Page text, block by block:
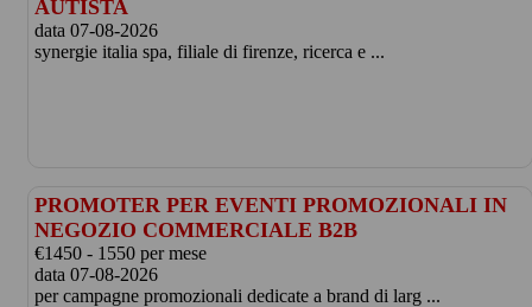
AUTISTA
data 07-08-2026
synergie italia spa, filiale di firenze, ricerca e ...
PROMOTER PER EVENTI PROMOZIONALI IN
NEGOZIO COMMERCIALE B2B
€1450 - 1550 per mese
data 07-08-2026
per campagne promozionali dedicate a brand di larg ...